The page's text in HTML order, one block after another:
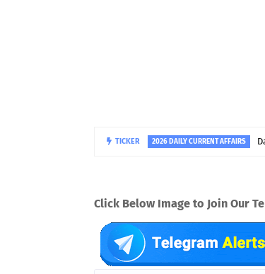
TICKER 2026 DAILY CURRENT AFFAIRS
Click Below Image to Join Our